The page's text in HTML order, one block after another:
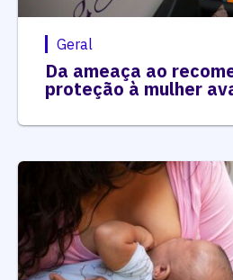
Geral
Da ameaça ao
proteção à mulher